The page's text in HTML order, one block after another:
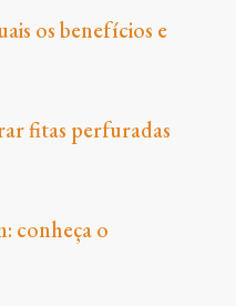
os benefícios e
fitas perfuradas
conheça o